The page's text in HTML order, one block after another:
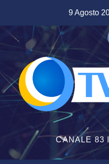
contenuto
9 Agosto
CANALE 83